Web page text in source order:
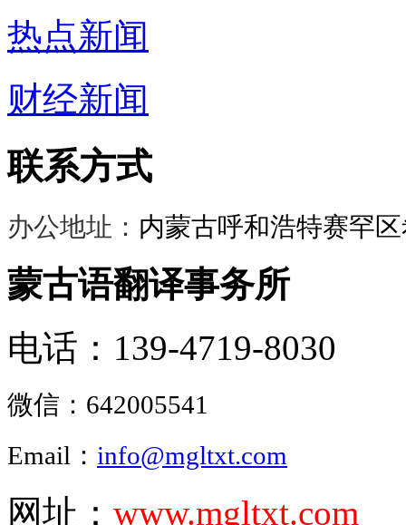
热点新闻
财经新闻
联系方式
办公地址： 内蒙古呼和浩特赛罕
蒙古语翻译事务所
电话：139-4719-8030
微信： 642005541
Email： info@mgltxt.com
网址： www.mgltxt.com